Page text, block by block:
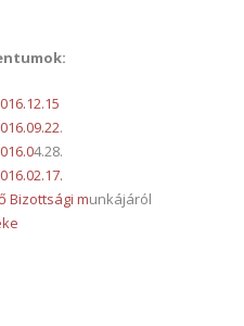
.
4.28.
Bizottsági munkájáról